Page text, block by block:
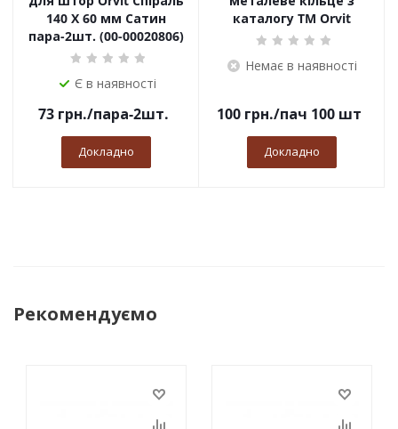
140 Х 60 мм Сатин
пара-2шт. (00-00020806)
Є в наявності
73грн./пара-2шт.
Докладно
каталогу TM Orvit
Немає в наявності
100грн./пач 100 шт
Докладно
Рекомендуємо